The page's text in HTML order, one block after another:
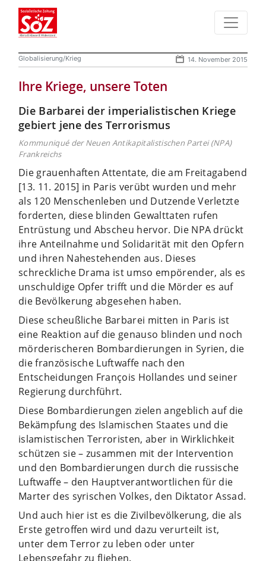
Globalisierung/Krieg 14. November 2015
Ihre Kriege, unsere Toten
Die Barbarei der imperialistischen Kriege
gebiert jene des Terrorismus
Kommuniqué der Neuen Antikapitalistischen Partei (NPA)
Frankreichs
Die grauenhaften Attentate, die am Freitagabend
[13. 11. 2015] in Paris verübt wurden und mehr
als 120 Menschenleben und Dutzende Verletzte
forderten, diese blinden Gewalttaten rufen
Entrüstung und Abscheu hervor. Die NPA drückt
ihre Anteilnahme und Solidarität mit den Opfern
und ihren Nahestehenden aus. Dieses
schreckliche Drama ist umso empörender, als es
unschuldige Opfer trifft und die Mörder es auf
die Bevölkerung abgesehen haben.
Diese scheußliche Barbarei mitten in Paris ist
eine Reaktion auf die genauso blinden und noch
mörderischeren Bombardierungen in Syrien, die
die französische Luftwaffe nach den
Entscheidungen François Hollandes und seiner
Regierung durchführt.
Diese Bombardierungen zielen angeblich auf die
Bekämpfung des Islamischen Staates und die
islamistischen Terroristen, aber in Wirklichkeit
schützen sie – zusammen mit der Intervention
und den Bombardierungen durch die russische
Luftwaffe – den Hauptverantwortlichen für die
Marter des syrischen Volkes, den Diktator Assad.
Und auch hier ist es die Zivilbevölkerung, die als
Erste getroffen wird und dazu verurteilt ist,
unter dem Terror zu leben oder unter
Lebensgefahr zu fliehen.